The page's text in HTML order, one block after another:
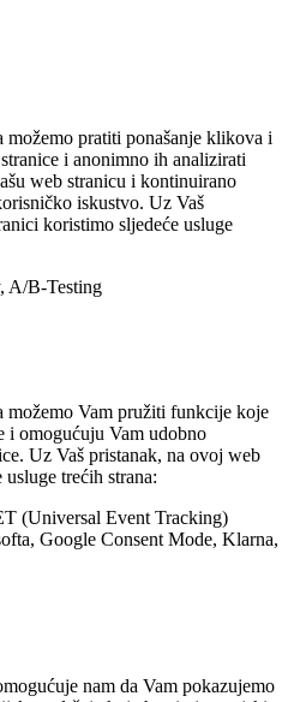
možemo pratiti ponašanje klikova i
i anonimno ih analizirati
web stranicu i kontinuirano
iskustvo. Uz Vaš
koristimo sljedeće usluge
A/B-Testing
možemo Vam pružiti funkcije koje
i omogućuju Vam udobno
Uz Vaš pristanak, na ovoj web
trećih strana:
(Universal Event Tracking)
Google Consent Mode, Klarna,
nam da Vam pokazujemo